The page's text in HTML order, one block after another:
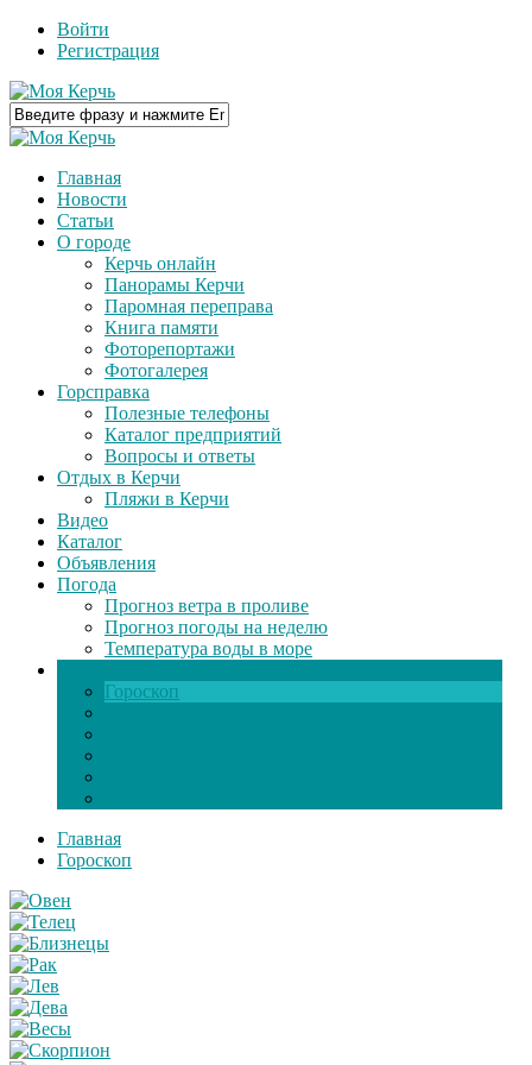
Войти
Регистрация
Главная
Новости
Статьи
О городе
Керчь онлайн
Панорамы Керчи
Паромная переправа
Книга памяти
Фоторепортажи
Фотогалерея
Горсправка
Полезные телефоны
Каталог предприятий
Вопросы и ответы
Отдых в Керчи
Пляжи в Керчи
Видео
Каталог
Объявления
Погода
Прогноз ветра в проливе
Прогноз погоды на неделю
Температура воды в море
Гороскоп
Главная
Гороскоп